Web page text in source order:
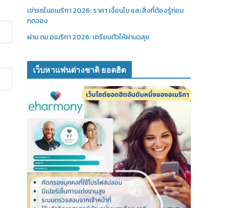
เช่ารถในอเมริกา 2026: ราคา เงื่อนไข และสิ่งที่ต้องรู้ก่อน
กดจอง
ผ่าน ตม อเมริกา 2026: เตรียมตัวให้ผ่านฉลุย
เว็บหาแฟนต่างชาติ ยอดฮิต